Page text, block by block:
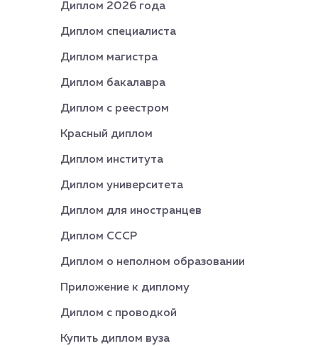
Диплом 2026 года
Диплом специалиста
Диплом магистра
Диплом бакалавра
Диплом с реестром
Красный диплом
Диплом института
Диплом университета
Диплом для иностранцев
Диплом СССР
Диплом о неполном образовании
Приложение к диплому
Диплом с проводкой
Купить диплом вуза